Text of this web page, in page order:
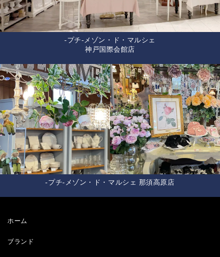
-プチ-メゾン・ド・マルシェ
神戸国際会館店
-プチ-メゾン・ド・マルシェ 那須高原店
ホーム
ブランド